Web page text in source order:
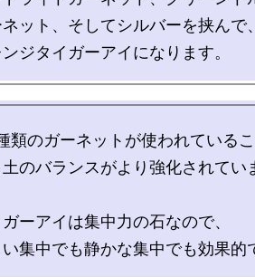
ネット、そしてシルバーを挟んで
類のガーネットが使われている
土のバランスがより強化されてい
ーアイは集中力の石なので、